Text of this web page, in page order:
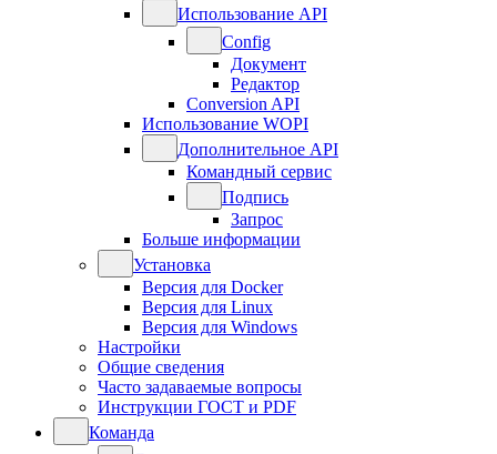
Использование API
Config
Документ
Редактор
Conversion API
Использование WOPI
Дополнительное API
Командный сервис
Подпись
Запрос
Больше информации
Установка
Версия для Docker
Версия для Linux
Версия для Windows
Настройки
Общие сведения
Часто задаваемые вопросы
Инструкции ГОСТ и PDF
Команда